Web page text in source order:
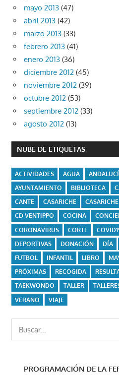
mayo 2013 (47)
abril 2013 (42)
marzo 2013 (33)
febrero 2013 (41)
enero 2013 (36)
diciembre 2012 (45)
noviembre 2012 (39)
octubre 2012 (53)
septiembre 2012 (33)
agosto 2012 (13)
NUBE DE ETIQUETAS
ACTIVIDADES AGUA
AYUNTAMIENTO
BIBLIOTECA
CANTE
CASARICHE
CD VENTIPPO
COCINA
CORONAVIRUS
CORTE
DEPORTIVAS
DONACIÓN DÍA
FUTBOL
INFANTIL LIBRO
PRÓXIMAS
RECOGIDA
TAEKWONDO
TALLER
VERANO
VIAJE
PROGRAMACIÓN DE LA